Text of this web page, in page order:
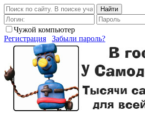
Найти
Чужой компьютер
Регистрация
Забыли пароль?